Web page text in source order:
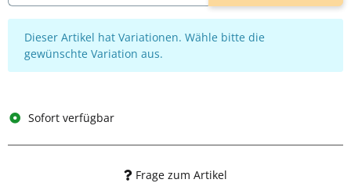
x
Dieser Artikel hat Variationen. Wähle bitte die
gewünschte Variation aus.
Sofort verfügbar
Frage zum Artikel